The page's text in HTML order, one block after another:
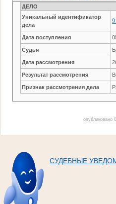
ДЕЛО
Уникальный идентификатор
дела
Дата поступления
Судья
Дата рассмотрения
Результат рассмотрения
Признак рассмотрения дела
опубликовано
СУДЕБНЫЕ